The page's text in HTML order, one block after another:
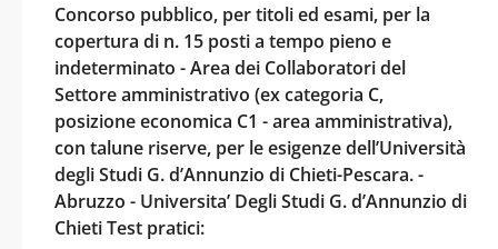
Concorso pubblico, per titoli ed esami, per la
copertura di n. 15 posti a tempo pieno e
indeterminato - Area dei Collaboratori del
Settore amministrativo (ex categoria C,
posizione economica C1 - area amministrativa),
con talune riserve, per le esigenze dell’Università
degli Studi G. d’Annunzio di Chieti-Pescara. -
Abruzzo - Universita’ Degli Studi G. d’Annunzio di
Chieti Test pratici: